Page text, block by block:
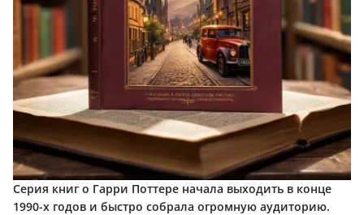
Серия книг о Гарри Поттере начала выходить в конце
1990-х годов и быстро собрала огромную аудиторию.